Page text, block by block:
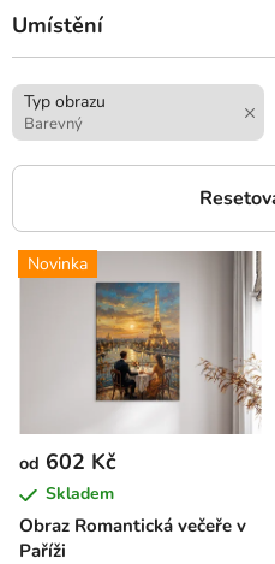
Umístění
Typ obrazu
Barevný
V
ý
r
o
d
u
Novinka
Obraz Romantická večeře v
Paříži
od 602 Kč
Skladem